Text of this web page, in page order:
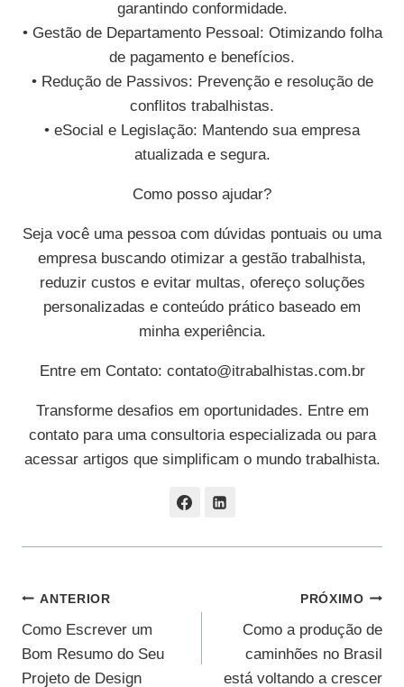
garantindo conformidade.
• Gestão de Departamento Pessoal: Otimizando folha
de pagamento e benefícios.
• Redução de Passivos: Prevenção e resolução de
conflitos trabalhistas.
• eSocial e Legislação: Mantendo sua empresa
atualizada e segura.
Como posso ajudar?
Seja você uma pessoa com dúvidas pontuais ou uma
empresa buscando otimizar a gestão trabalhista,
reduzir custos e evitar multas, ofereço soluções
personalizadas e conteúdo prático baseado em
minha experiência.
Entre em Contato: contato@itrabalhistas.com.br
Transforme desafios em oportunidades. Entre em
contato para uma consultoria especializada ou para
acessar artigos que simplificam o mundo trabalhista.
Navegação
De
Post
ANTERIOR
Como Escrever um
Bom Resumo do Seu
Projeto de Design
PRÓXIMO
Como a produção de
caminhões no Brasil
está voltando a crescer